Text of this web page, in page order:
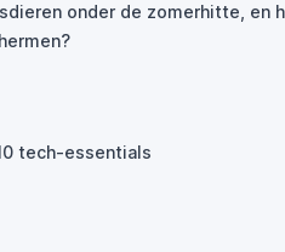
onder de zomerhitte, en
tech-essentials